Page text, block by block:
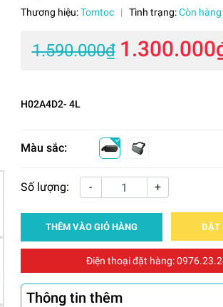
Thương hiệu:Tomtoc | Tình trạng:Còn hàng
1.590.000₫
H02A4D2- 4L
Màu sắc:
Số lượng: - +
THÊM VÀO GIỎ HÀNG ĐẶT
Điện thoại đặt hàng:
Thông tin thêm